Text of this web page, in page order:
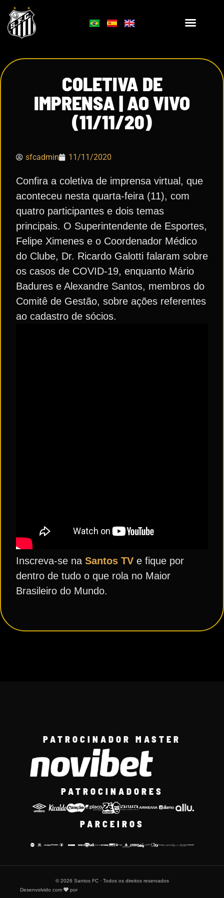
COLETIVA DE
IMPRENSA | AO VIVO
(11/11/20)
sfcadmin 11/11/2020
Confira a coletiva de imprensa virtual, que
aconteceu nesta quarta-feira (11), com
quatro participantes e dois temas
principais. O Superintendente de Esportes,
Felipe Ximenes e o Coordenador Médico
do Clube, Dr. Ricardo Galotti falaram sobre
os casos de COVID-19, enquanto Mário
Badures e Alexandre Santos, membros do
Comitê de Gestão, sobre ações referentes
ao cadastro de sócios.
Inscreva-se na Santos TV e fique por
dentro de tudo o que rola no Maior
Brasileiro do Mundo.
PATROCINADOR MASTER
PATROCINADORES
PARCEIROS
© 2026 Santos FC · Todos os direitos reservados
Desenvolvido com
por